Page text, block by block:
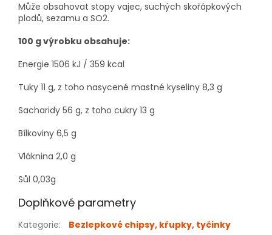
Může obsahovat stopy vajec, suchých skořápkových
plodů, sezamu a SO2.
100 g výrobku obsahuje:
Energie 1506 kJ / 359 kcal
Tuky 11 g, z toho nasycené mastné kyseliny 8,3 g
Sacharidy 56 g, z toho cukry 13 g
Bílkoviny 6,5 g
Vláknina 2,0 g
Sůl 0,03g
Doplňkové parametry
Kategorie:
Bezlepkové chipsy, křupky, tyčinky